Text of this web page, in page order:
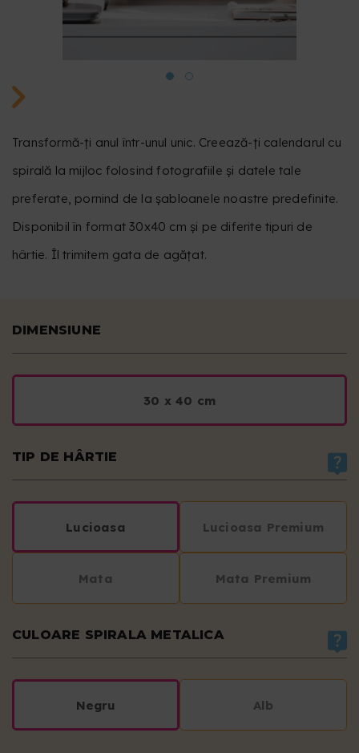
Transformă-ți anul într-unul unic. Creează-ți calendarul cu
spirală la mijloc folosind fotografiile și datele tale
preferate, pornind de la șabloanele noastre predefinite.
Disponibil în format 30x40 cm și pe diferite tipuri de
hârtie. Îl trimitem gata de agățat.
DIMENSIUNE
30 x 40 cm
TIP DE HÂRTIE
Lucioasa Lucioasa Premium
Mata Mata Premium
CULOARE SPIRALA METALICA
Negru Alb